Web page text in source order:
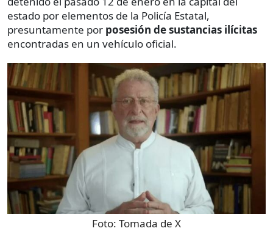
estado por elementos de la Policía Estatal,
presuntamente por posesión de sustancias ilícitas
encontradas en un vehículo oficial.
Foto: Tomada de X